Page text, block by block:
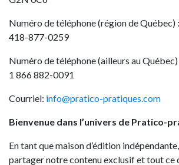
Numéro de téléphone (région de Québec) :
418-877-0259
Numéro de téléphone (ailleurs au Québec)
1 866 882-0091
Courriel: info@pratico-pratiques.com
Bienvenue dans l’univers de Pratico-
En tant que maison d’édition
partager notre contenu exclusif et tout ce